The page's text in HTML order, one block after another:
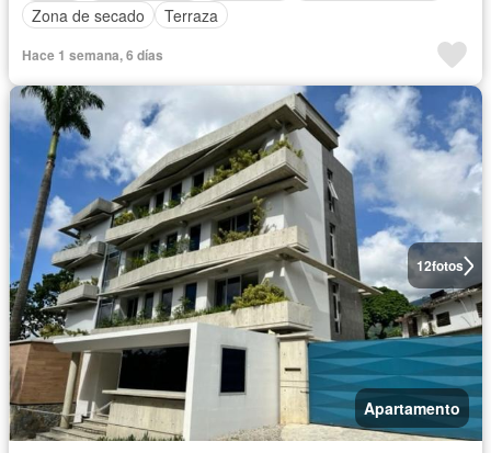
Zona de secado
Terraza
Hace 1 semana, 6 días
12fotos
Apartamento